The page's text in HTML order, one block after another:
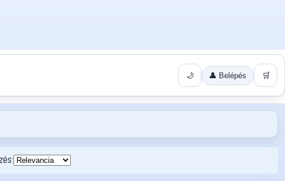
🌙 👤 Belépés 🛒